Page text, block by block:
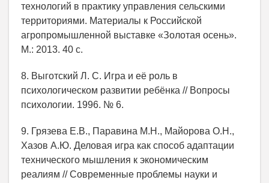
технологий в практику управления сельскими
территориями. Материалы к Российской
агропромышленной выставке «Золотая осень».
М.: 2013. 40 с.
8. Выготский Л. С. Игра и её роль в
психологическом развитии ребёнка // Вопросы
психологии. 1996. № 6.
9. Грязева Е.В., Паравина М.Н., Майорова О.Н.,
Хазов А.Ю. Деловая игра как способ адаптации
технического мышления к экономическим
реалиям // Современные проблемы науки и